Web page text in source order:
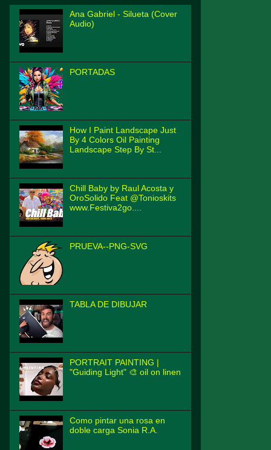
Ana Gabriel - Silueta (Cover
Audio)
PORTADAS
How I Paint Landscape Just
By 4 Colors Oil Painting
Landscape Step By St...
Chill Baby by Raul Acosta y
OroSolido Feat @Tonioskits
www.Festiva2go....
PRUEVA--PNG-SVG
TABLA DE DIBUJAR
PORTRAIT PAINTING |
"Guiding Light" 🎨 oil on linen
Como pintar una rosa en
doble carga Sonia R.A.